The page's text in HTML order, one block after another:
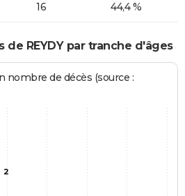
16 44,4 %
de REYDY par tranche d'âges
nombre de décès (source :
2